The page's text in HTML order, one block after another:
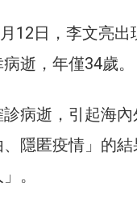
12日，李文亮
逝，年僅34歲。
病逝，引起海
隱匿疫情」的
。